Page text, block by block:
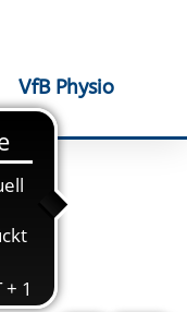
VfB Physio